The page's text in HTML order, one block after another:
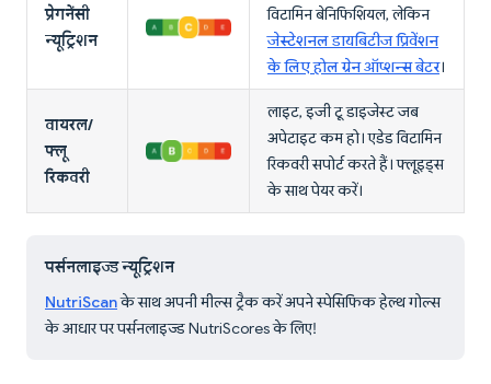
प्रेगनेंसी
न्यूट्रिशन
विटामिन बेनिफिशियल, लेकिन
जेस्टेशनल डायबिटीज प्रिवेंशन
के लिए होल ग्रेन ऑप्शन्स बेटर।
वायरल/
फ्लू
रिकवरी
लाइट, इजी टू डाइजेस्ट जब
अपेटाइट कम हो। एडेड विटामिन
रिकवरी सपोर्ट करते हैं। फ्लूइड्स
के साथ पेयर करें।
पर्सनलाइज्ड न्यूट्रिशन
NutriScanके साथ अपनी मील्स ट्रैक करें अपने स्पेसिफिक हेल्थ गोल्स
के आधार पर पर्सनलाइज्ड NutriScores के लिए!